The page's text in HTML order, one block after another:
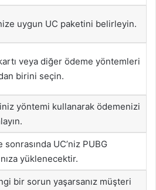
uygun UC paketini belirleyin.
veya diğer ödeme yöntemleri
birini seçin.
yöntemi kullanarak ödemenizi
sonrasında UC’niz PUBG
yüklenecektir.
bir sorun yaşarsanız müşteri